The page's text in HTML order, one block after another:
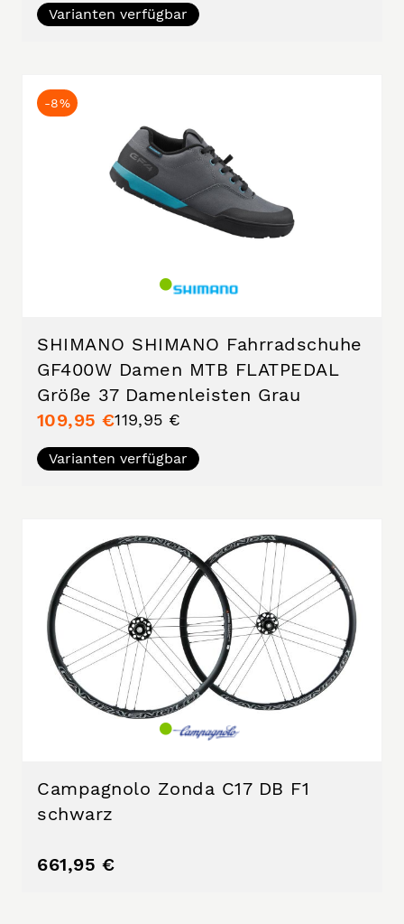
Varianten verfügbar
-8%
SHIMANO SHIMANO Fahrradschuhe
GF400W Damen MTB FLATPEDAL
Größe 37 Damenleisten Grau
109,95 €119,95 €
Varianten verfügbar
Campagnolo Zonda C17 DB F1
schwarz
661,95 €